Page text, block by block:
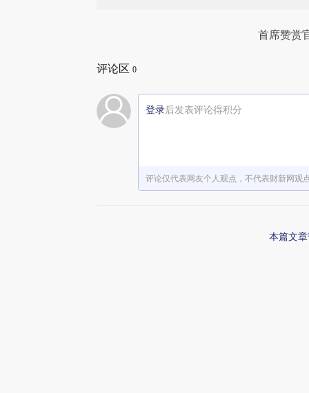
首席赞赏
评论区 0
登录后发表评论得积分
评论仅代表网友个人观点，不代表财新网观
本篇文